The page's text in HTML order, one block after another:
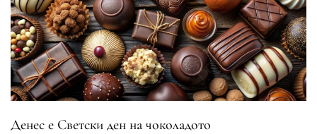
Денес е Светски ден на чоколадото